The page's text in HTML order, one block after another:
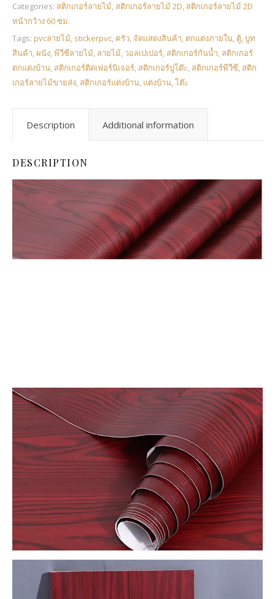
Categories: สติกเกอร์ลายไม้, สติกเกอร์ลายไม้ 2D, สติกเกอร์ลายไม้ 2D
หน้ากว้าง 60 ซม.
Tags: pvcลายไม้, stickerpvc, ครัว,จัดแสดงสินค้า, ตกแต่งภายใน, ตู้,บูท
สินค้า,ผนัง,พีวีซีลายไม้, ลายไม้, วอลเปเปอร์, สติกเกอร์กันน้ำ, สติกเกอร์
ตกแต่งบ้าน, สติกเกอร์ติดเฟอร์นิเจอร์, สติกเกอร์ปูโต๊ะ, สติกเกอร์พีวีซี, สติก
เกอร์ลายไม้ขายส่ง, สติกเกอร์แต่งบ้าน, แต่งบ้าน,โต๊ะ
Description Additional information
DESCRIPTION